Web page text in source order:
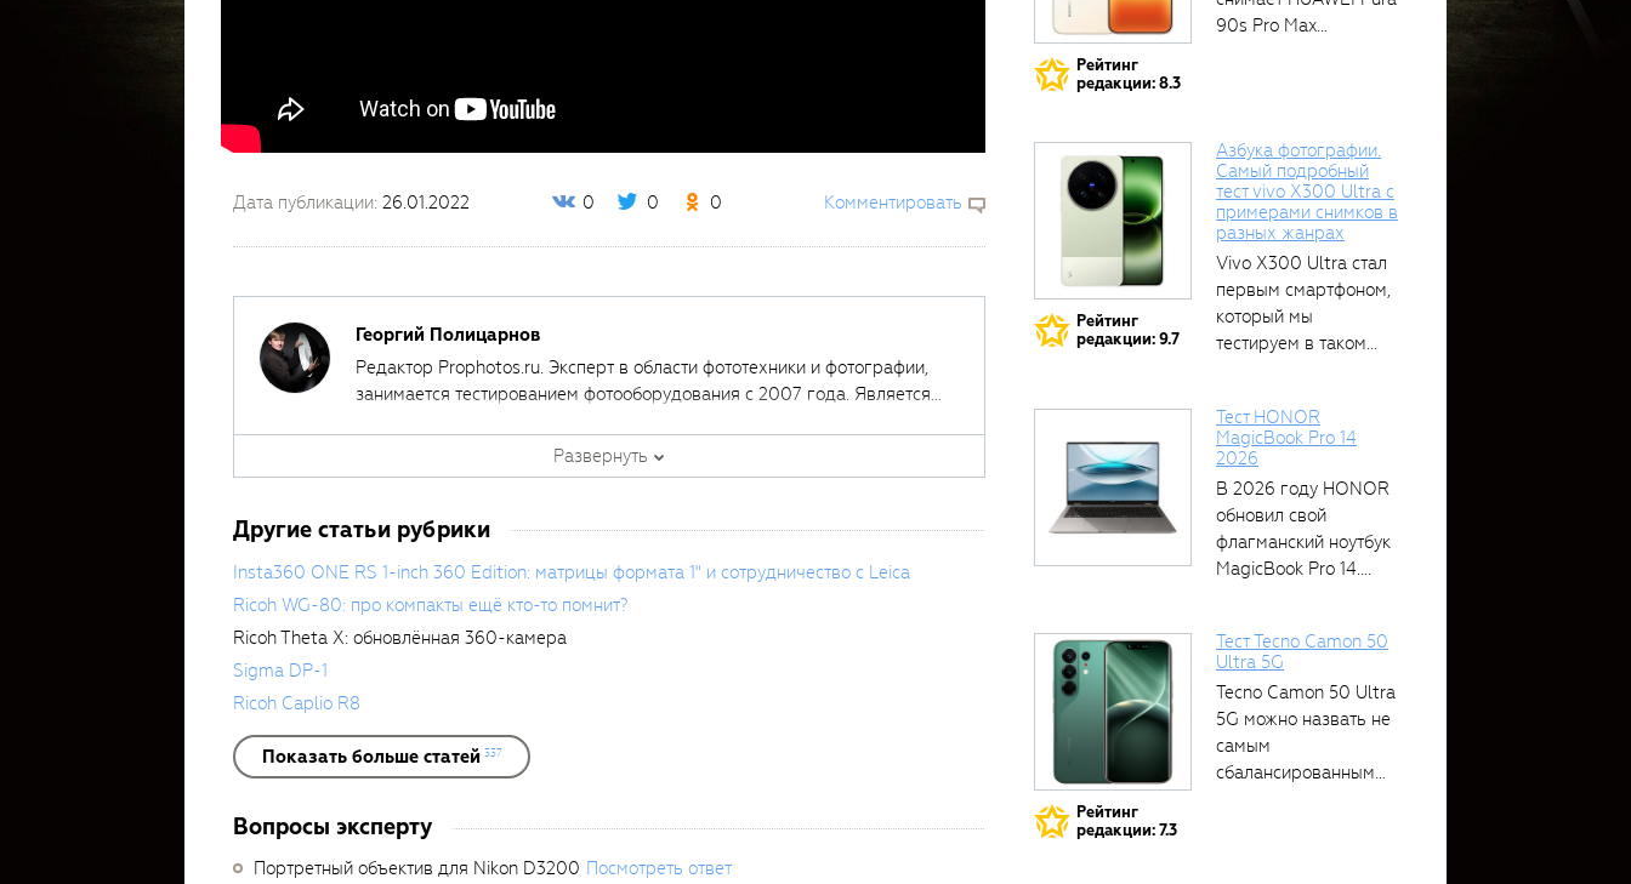
Дата публикации: 26.01.2022 0 0 0 Комментировать
Георгий Полицарнов
Редактор Prophotos.ru. Эксперт в области фототехники и фотографии,
занимается тестированием фотооборудования с 2007 года. Является
Развернуть
Другие статьи рубрики
Insta360 ONE RS 1-inch 360 Edition: матрицы формата 1" и сотрудничество с Leica
Ricoh WG-80: про компакты ещё кто-то помнит?
Ricoh Theta X: обновлённая 360-камера
Sigma DP-1
Ricoh Caplio R8
Показать больше статей 337
Вопросы эксперту
Портретный объектив для Nikon D3200 Посмотреть ответ
Рейтинг
редакции: 8.3
90s Pro Max...
Рейтинг
редакции: 9.7
Азбука фотографии.
Самый подробный
тест vivo X300 Ultra с
примерами снимков в
разных жанрах
Vivo X300 Ultra стал
первым смартфоном,
который мы
тестируем в таком...
Тест HONOR
MagicBook Pro 14
2026
В 2026 году HONOR
обновил свой
флагманский ноутбук
MagicBook Pro 14....
Рейтинг
редакции: 7.3
Тест Tecno Camon 50
Ultra 5G
Tecno Camon 50 Ultra
5G можно назвать не
самым
сбалансированным